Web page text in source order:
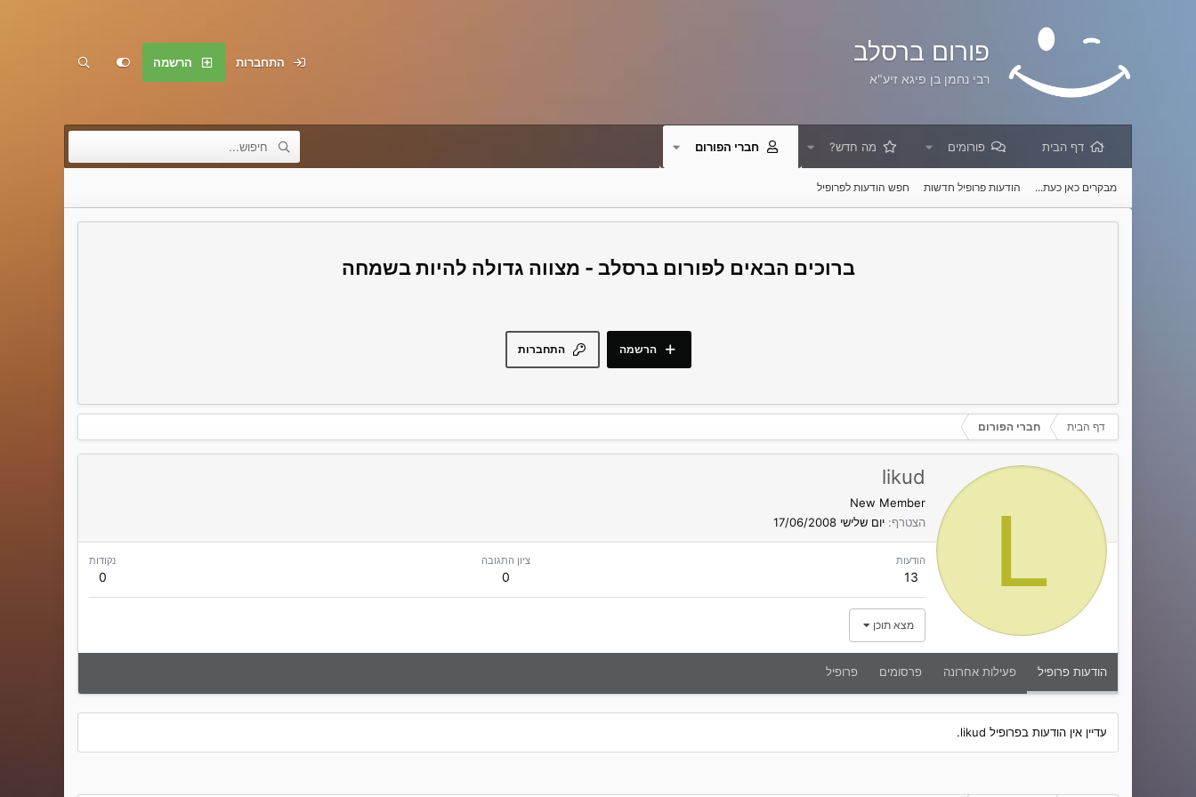
פורום ברסלב
רבי נחמן בן פיגא זיע"א
התחברות הרשמה
דף הבית פורומים מה חדש? חברי הפורום
מבקרים כאן כעת... הודעות פרופיל חדשות חפש הודעות לפרופיל
פורום ברסלב - מצווה גדולה להיות בשמחה
התחברות הרשמה
דף הבית חברי הפורום
L
likud
New Member
הצטרף יום שלישי 17/06/2008
הודעות
13
ציון התגובה
0
נקודות
0
מצא תוכן
הודעות פרופיל פעילות אחרונה פרסומים פרופיל
עדיין אין הודעות בפרופיל likud.